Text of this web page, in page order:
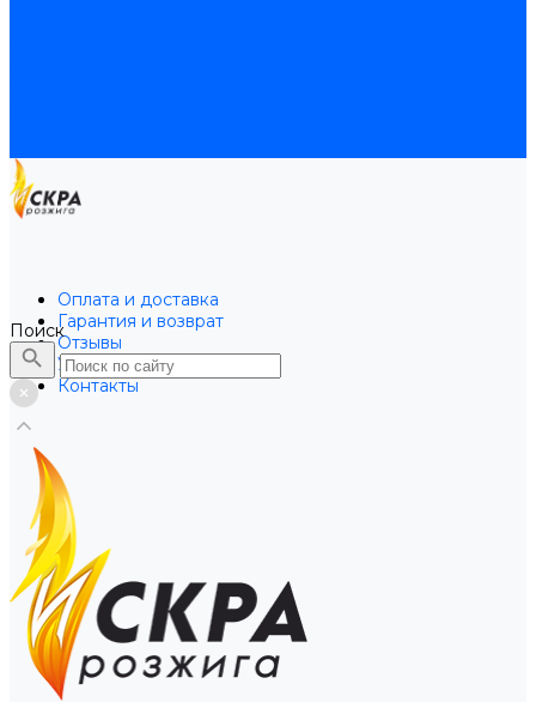
Оплата и доставка
Гарантия и возврат
Отзывы
Услуги
Контакты
Поиск